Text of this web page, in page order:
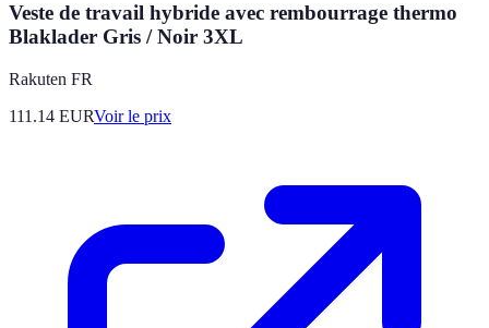
Veste de travail hybride avec rembourrage thermo
Blaklader Gris / Noir 3XL
Rakuten FR
111.14 EURVoir le prix